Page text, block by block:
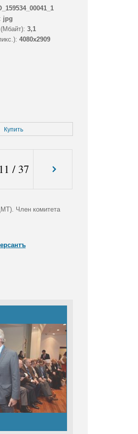
jpg
3,1
4080x2909
Купить
11 / 37
Член комитета